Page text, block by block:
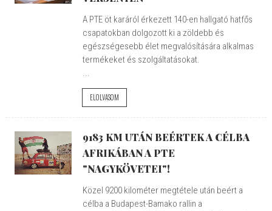
A PTE öt karáról érkezett 140-en hallgató hatfős
csapatokban dolgozott ki a zöldebb és
egészségesebb élet megvalósítására alkalmas
termékeket és szolgáltatásokat.
...
ELOLVASOM
9183 KM UTÁN BEÉRTEK A CÉLBA
AFRIKÁBAN A PTE
"NAGYKÖVETEI"!
Közel 9200 kilométer megtétele után beért a
célba a Budapest-Bamako rallin a